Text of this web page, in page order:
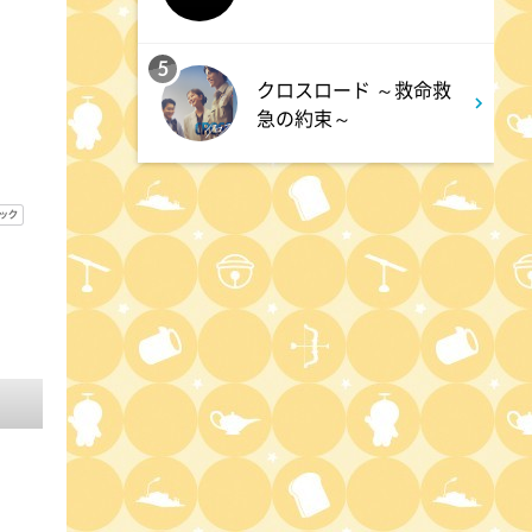
深夜
「きみを愛する気はない」と言
った次期公爵様がなぜか溺愛し
てきます #6
深夜 2:30
花織さんは転生しても喧嘩がし
たい【ANiMAZiNG!!!】 #5
深夜 3:00
上田ちゃんネル 楽屋トークを
覗き見!芸人たちの座持ちがい
5
クロスロード ～救命救
急の約束～